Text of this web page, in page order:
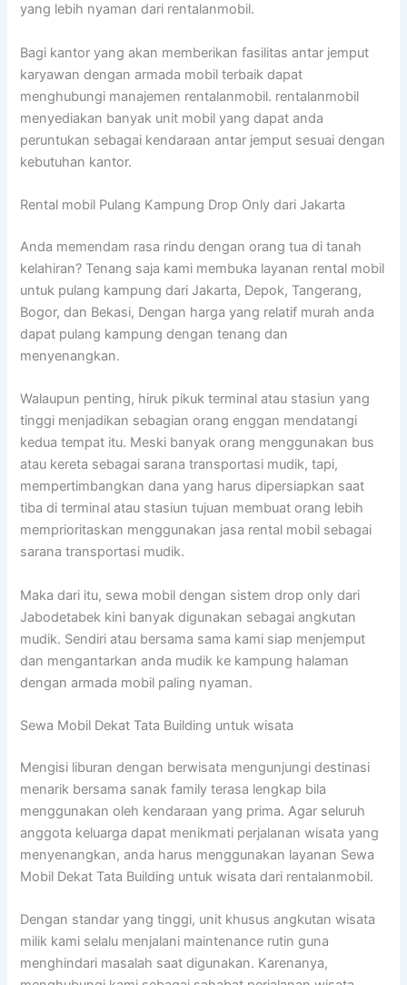
yang lebih nyaman dari rentalanmobil.
Bagi kantor yang akan memberikan fasilitas antar jemput
karyawan dengan armada mobil terbaik dapat
menghubungi manajemen rentalanmobil. rentalanmobil
menyediakan banyak unit mobil yang dapat anda
peruntukan sebagai kendaraan antar jemput sesuai dengan
kebutuhan kantor.
Rental mobil Pulang Kampung Drop Only dari Jakarta
Anda memendam rasa rindu dengan orang tua di tanah
kelahiran? Tenang saja kami membuka layanan rental mobil
untuk pulang kampung dari Jakarta, Depok, Tangerang,
Bogor, dan Bekasi, Dengan harga yang relatif murah anda
dapat pulang kampung dengan tenang dan
menyenangkan.
Walaupun penting, hiruk pikuk terminal atau stasiun yang
tinggi menjadikan sebagian orang enggan mendatangi
kedua tempat itu. Meski banyak orang menggunakan bus
atau kereta sebagai sarana transportasi mudik, tapi,
mempertimbangkan dana yang harus dipersiapkan saat
tiba di terminal atau stasiun tujuan membuat orang lebih
memprioritaskan menggunakan jasa rental mobil sebagai
sarana transportasi mudik.
Maka dari itu, sewa mobil dengan sistem drop only dari
Jabodetabek kini banyak digunakan sebagai angkutan
mudik. Sendiri atau bersama sama kami siap menjemput
dan mengantarkan anda mudik ke kampung halaman
dengan armada mobil paling nyaman.
Sewa Mobil Dekat Tata Building untuk wisata
Mengisi liburan dengan berwisata mengunjungi destinasi
menarik bersama sanak family terasa lengkap bila
menggunakan oleh kendaraan yang prima. Agar seluruh
anggota keluarga dapat menikmati perjalanan wisata yang
menyenangkan, anda harus menggunakan layanan Sewa
Mobil Dekat Tata Building untuk wisata dari rentalanmobil.
Dengan standar yang tinggi, unit khusus angkutan wisata
milik kami selalu menjalani maintenance rutin guna
menghindari masalah saat digunakan. Karenanya,